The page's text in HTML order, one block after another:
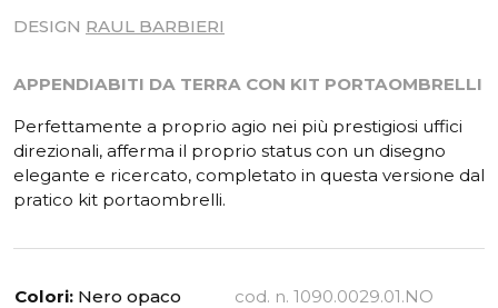
DESIGN RAUL BARBIERI
APPENDIABITI DA TERRA CON KIT PORTAOMBRELLI
Perfettamente a proprio agio nei più prestigiosi uffici
direzionali, afferma il proprio status con un disegno
elegante e ricercato, completato in questa versione dal
pratico kit portaombrelli.
Colori: Nero opaco cod. n. 1090.0029.01.NO